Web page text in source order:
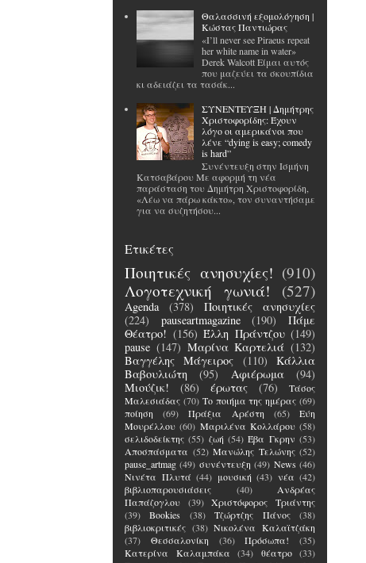
Θαλασσινή εξομολόγηση |
Κώστας Παντιώρας
«I’ll never see Piraeus repeat
her white name in water»
Derek Walcott Είμαι αυτός
που μαζεύει τα σκουπίδια
κι αδειάζει τα τασάκ...
ΣΥΝΕΝΤΕΥΞΗ | Δημήτρης
Χριστοφορίδης: Έχουν
λόγο οι αμερικάνοι που
λένε “dying is easy; comedy
is hard”
Συνέντευξη στην Ισμήνη
Κατσαβάρου Με αφορμή τη νέα
παράσταση του Δημήτρη Χριστοφορίδη,
«Λέω να πάρω κάκτο», τον συναντήσαμε
για να συζητήσου...
Ετικέτες
Ποιητικές ανησυχίες! (910)
Λογοτεχνική γωνιά!
(527)
Agenda (378)
Ποιητικές ανησυχίες
(224)
pauseartmagazine (190)
Πάμε
Θέατρο! (156) Έλλη Πράντζου (149)
pause (147) Μαρίνα Καρτελιά (132)
Βαγγέλης Μάγειρος
(110)
Κάλλια
Βαβουλιώτη
(95) Αφιέρωμα
(94)
Μιούζικ!
(86) έρωτας (76)
Τάσος
Μαλεσιάδας (70) Το ποιήμα της ημέρας (69)
ποίηση
(69) Πράξια Αρέστη (65)
Εύη
Μουρέλλου (60) Μαριλένα Κολλάρου (58)
σελιδοδείκτης (55) ζωή (54) Έβα Γκρην (53)
Αποσπάσματα (52) Μανώλης Τελώνης (52)
pause_artmag (49) συνέντευξη (49) News (46)
Νινέτα Πλυτά (44) μουσική (43) νέα (42)
βιβλιοπαρουσιάσεις
(40)
Ανδρέας
Παπάζογλου
(39)
Χριστόφορος Τριάντης
(39)
Bookies (38) Τζώρτζης Πάνος
(38)
βιβλιοκριτικές (38) Νικολένα Καλαϊτζάκη
(37)
Θεσσαλονίκη (36) Πρόσωπα!
(35)
Κατερίνα Καλαμπάκα
(34) θέατρο (33)